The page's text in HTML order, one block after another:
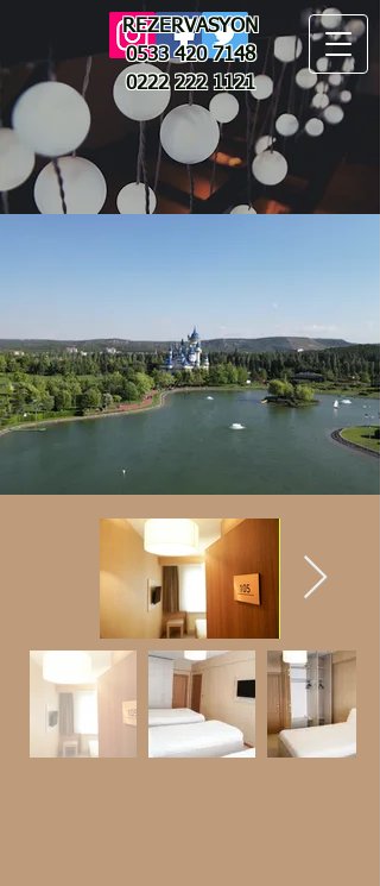
REZERVASYON
0533 420 7148
0222 222 1121